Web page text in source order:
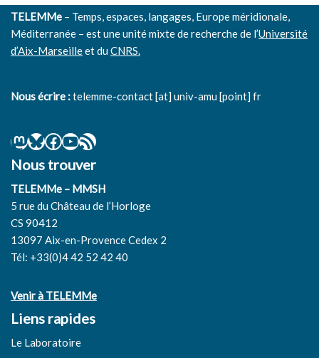
TELEMMe – Temps, espaces, langages, Europe méridionale,
Méditerranée – est une unité mixte de recherche de l’Université
d’Aix-Marseilleet duCNRS.
Nous écrire :telemme-contact [at] univ-amu [point] fr
Nous trouver
TELEMMe – MMSH
5 rue du Château de l’Horloge
CS 90412
13097 Aix-en-Provence Cedex 2
Tél: +33(0)4 42 52 42 40
Venir à TELEMMe
Liens rapides
Le Laboratoire